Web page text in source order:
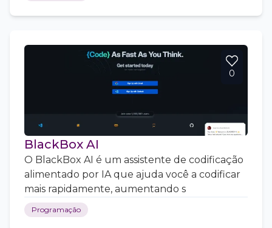
0
BlackBox AI
O BlackBox AI é um assistente de codificação
alimentado por IA que ajuda você a codificar
mais rapidamente, aumentando s
Programação